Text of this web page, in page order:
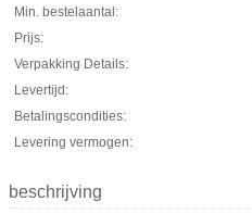
Min. bestelaantal:
Prijs:
Verpakking Details:
Levertijd:
Betalingscondities:
Levering vermogen:
beschrijving